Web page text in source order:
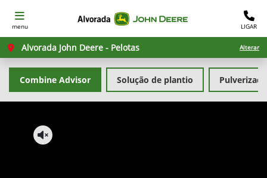
menu LIGAR
Alvorada John Deere - Pelotas Alterar
Solução de plantio
Combine Advisor